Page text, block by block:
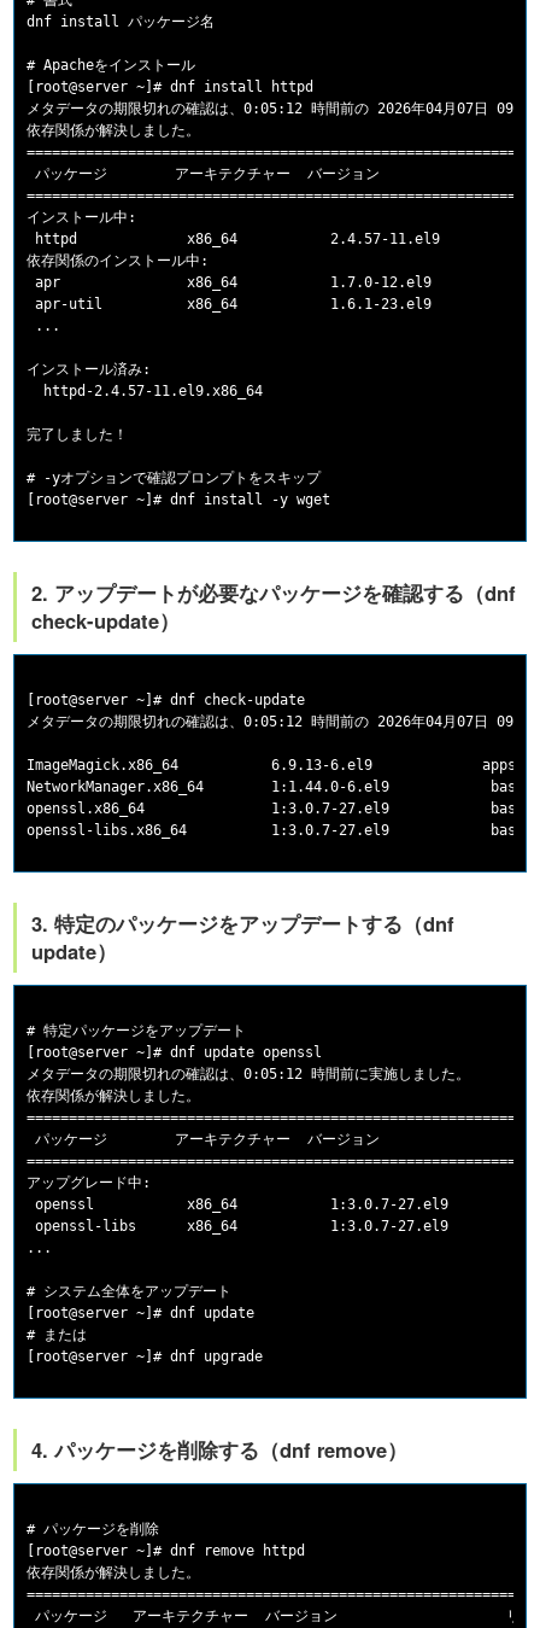
dnf install パッケージ名
# Apacheをインストール
[root@server ~]# dnf install httpd
メタデータの期限切れの確認は、0:05:12 時間前の 2026年04月07日 09時
依存関係が解決しました。
パッケージ        アーキテクチャー  バージョン
インストール中:
httpd             x86_64           2.4.57-11.el9
依存関係のインストール中:
apr               x86_64           1.7.0-12.el9
apr-util          x86_64           1.6.1-23.el9
...
インストール済み:
  httpd-2.4.57-11.el9.x86_64
完了しました！
# -yオプションで確認プロンプトをスキップ
2. アップデートが必要なパッケージを確認する（dnf
check-update）
[root@server ~]# dnf check-update
メタデータの期限切れの確認は、0:05:12 時間前の 2026年04月07日 09時
ImageMagick.x86_64           6.9.13-6.el9
NetworkManager.x86_64        1:1.44.0-6.el9
openssl.x86_64               1:3.0.7-27.el9
3. 特定のパッケージをアップデートする（dnf
update）
# 特定パッケージをアップデート
[root@server ~]# dnf update openssl
メタデータの期限切れの確認は、0:05:12 時間前に実施しました。
依存関係が解決しました。
パッケージ        アーキテクチャー  バージョン
アップグレード中:
openssl           x86_64           1:3.0.7-27.el9
openssl-libs      x86_64           1:3.0.7-27.el9
...
# システム全体をアップデート
[root@server ~]# dnf update
# または
4. パッケージを削除する（dnf remove）
# パッケージを削除
[root@server ~]# dnf remove httpd
依存関係が解決しました。
パッケージ   アーキテクチャー  バージョン                    リ